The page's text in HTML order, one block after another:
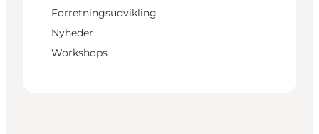
Forretningsudvikling
Nyheder
Workshops